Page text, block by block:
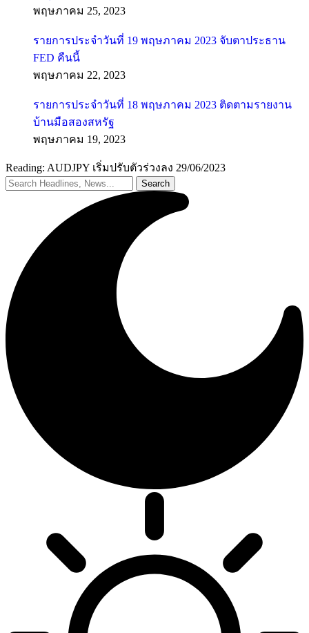
พฤษภาคม 25, 2023
รายการประจำวันที่ 19 พฤษภาคม 2023 จับตาประธาน
FED คืนนี้
พฤษภาคม 22, 2023
รายการประจำวันที่ 18 พฤษภาคม 2023 ติดตามรายงาน
บ้านมือสองสหรัฐ
พฤษภาคม 19, 2023
Reading: AUDJPY เริ่มปรับตัวร่วงลง 29/06/2023